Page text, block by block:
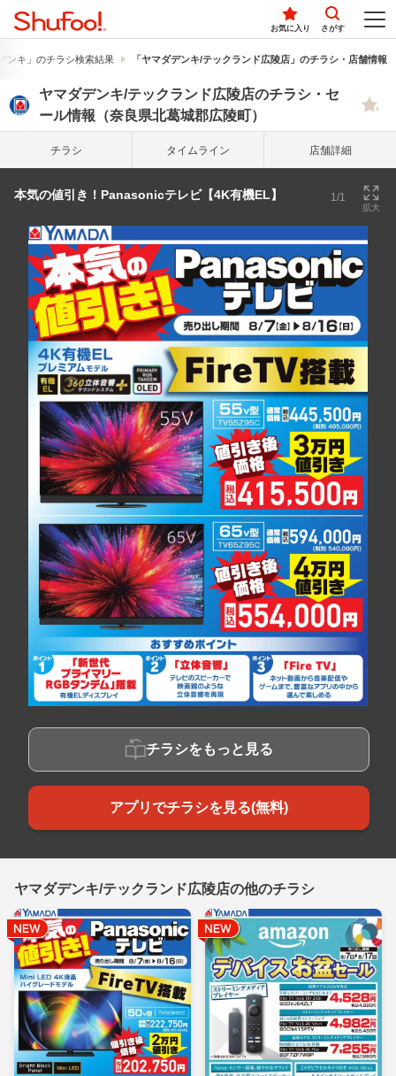
お気に入り さがす
ンキ」のチラシ検索結果 「ヤマダデンキ/テックランド広陵店」のチラシ・店舗情報
ヤマダデンキ/テックランド広陵店のチラシ・セ
ール情報（奈良県北葛城郡広陵町）
チラシ タイム ライン 店舗詳細
本気の値引き！Panasonicテレビ【4K有機EL】 1/1
拡大
チラシをもっと見る
アプリでチラシを見る(無料)
ヤマダデンキ/テックランド広陵店の他のチラシ